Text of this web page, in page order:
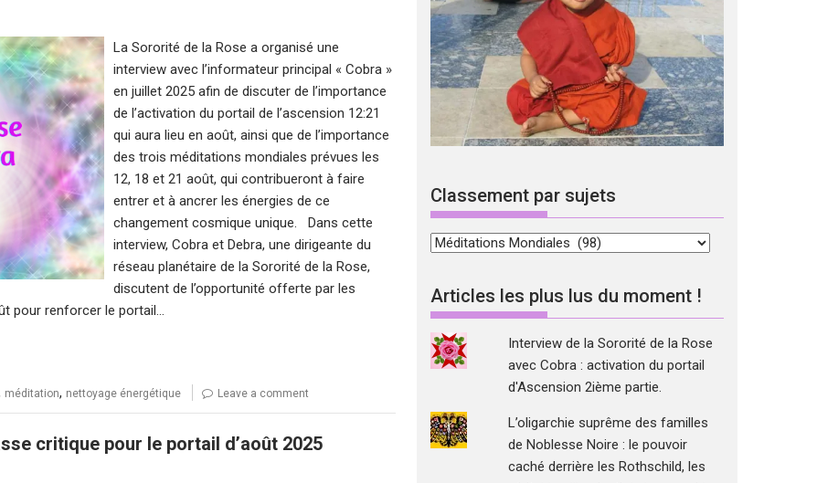
La Sororité de la Rose a organisé une
interview avec l’informateur principal « Cobra »
en juillet 2025 afin de discuter de l’importance
de l’activation du portail de l’ascension 12:21
qui aura lieu en août, ainsi que de l’importance
des trois méditations mondiales prévues les
12, 18 et 21 août, qui contribueront à faire
entrer et à ancrer les énergies de ce
changement cosmique unique. Dans cette
interview, Cobra et Debra, une dirigeante du
réseau planétaire de la Sororité de la Rose,
discutent de l’opportunité offerte par les
pour renforcer le portail…
méditation, nettoyage énergétique Leave a comment
critique pour le portail d’août 2025
Classement par sujets
Classement
sujets
Articles les plus lus du moment !
Interview de la Sororité de la Rose
avec Cobra : activation du portail
d'Ascension 2ième partie.
L’oligarchie suprême des familles
de Noblesse Noire : le pouvoir
caché derrière les Rothschild, les